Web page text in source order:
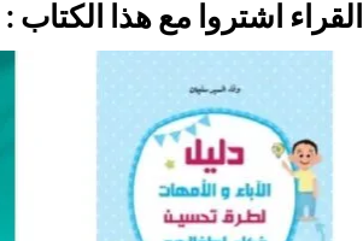
القراء اشتروا مع هذا الكتاب :